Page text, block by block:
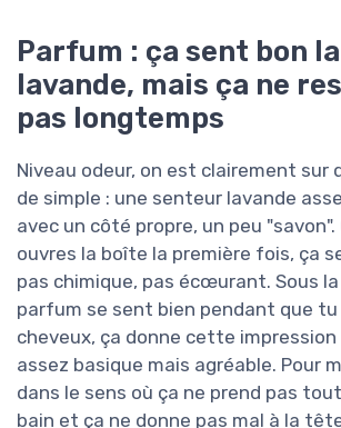
Parfum : ça sent bon la
lavande, mais ça ne
pas longtemps
Niveau odeur, on est clairement sur
de simple : une senteur lavande
avec un côté propre, un peu
ouvres la boîte la première fois, ça
pas chimique, pas écœurant. Sous
parfum se sent bien pendant que
cheveux, ça donne cette impression
assez basique mais agréable. Pour
dans le sens où ça ne prend pas
bain et ça ne donne pas mal à la